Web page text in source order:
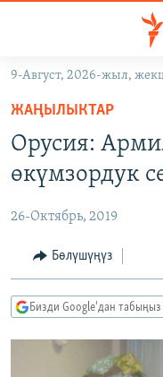
Навигацияга
өтүңүз
Издөөгө
салыңызКЫРГЫЗСТАН
ЭКОНОМИКА
МАДАНИЯТ
ДҮЙНӨ
БОРБОР АЗИЯ
УКРАИНА
АТАЙЫН ИЛИКТӨӨ
ТВ ПРОГРАММАЛАР
ЭКСПЕРТТЕР ТАЛДАЙТ
БИЗ ЖАНА ДҮЙНӨ
ӨЗГӨЧӨ ПИКИР
9-Август, 2026-жыл,
ЖАҢЫЛЫКТАР
Орусия:
өкүмзордук
26-Октябрь, 2019
Бөлүшүңүз
Бизди Google'дан табыңыз